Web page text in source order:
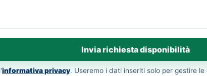
Invia richiesta disponibilità
informativa privacy. Useremo i dati inseriti solo per gestire